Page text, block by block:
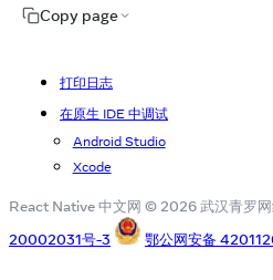
Copy page
打印日志
在原生 IDE 中调试
Android Studio
Xcode
React Native 中文网 © 2026 武汉青罗网
20002031号-3
鄂公网安备